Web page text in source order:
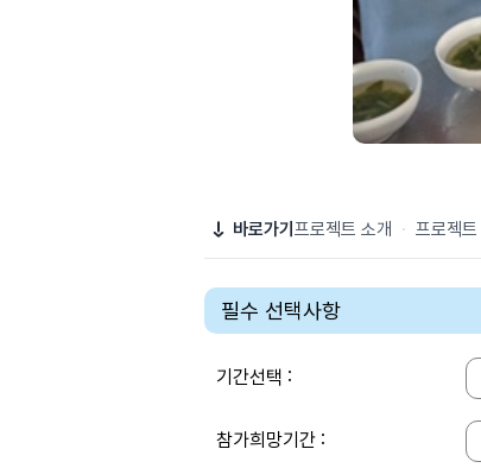
바로가기 프로젝트 소개 · 프로젝
필수 선택사항
기간선택 :
참가희망기간 :